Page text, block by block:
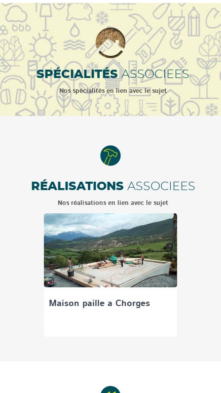
SPÉCIALITÉS ASSOCIEES
Nos spécialités en lien avec le sujet
RÉALISATIONS ASSOCIEES
Nos réalisations en lien avec le sujet
Maison paille a Chorges